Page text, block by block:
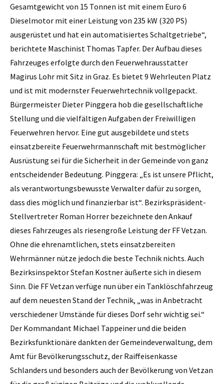
Gesamtgewicht von 15 Tonnen ist mit einem Euro 6
Dieselmotor mit einer Leistung von 235 kW (320 PS)
ausgerüstet und hat ein automatisiertes Schaltgetriebe“,
berichtete Maschinist Thomas Tapfer. Der Aufbau dieses
Fahrzeuges erfolgte durch den Feuerwehrausstatter
Magirus Lohr mit Sitz in Graz. Es bietet 9 Wehrleuten Platz
und ist mit modernster Feuerwehrtechnik vollgepackt.
Bürgermeister Dieter Pinggera hob die gesellschaftliche
Stellung und die vielfältigen Aufgaben der Freiwilligen
Feuerwehren hervor. Eine gut ausgebildete und stets
einsatzbereite Feuerwehrmannschaft mit bestmöglicher
Ausrüstung sei für die Sicherheit in der Gemeinde von ganz
entscheidender Bedeutung. Pinggera: „Es ist unsere Pflicht,
als verantwortungsbewusste Verwalter dafür zu sorgen,
dass dies möglich und finanzierbar ist“. Bezirkspräsident-
Stellvertreter Roman Horrer bezeichnete den Ankauf
dieses Fahrzeuges als riesengroße Leistung der FF Vetzan.
Ohne die ehrenamtlichen, stets einsatzbereiten
Wehrmänner nütze jedoch die beste Technik nichts. Auch
Bezirksinspektor Stefan Kostner äußerte sich in diesem
Sinn. Die FF Vetzan verfüge nun über ein Tanklöschfahrzeug
auf dem neuesten Stand der Technik, „was in Anbetracht
verschiedener Umstände für dieses Dorf sehr wichtig sei.“
Der Kommandant Michael Tappeiner und die beiden
Bezirksfunktionäre dankten der Gemeindeverwaltung, dem
Amt für Bevölkerungsschutz, der Raiffeisenkasse
Schlanders und besonders auch der Bevölkerung von Vetzan